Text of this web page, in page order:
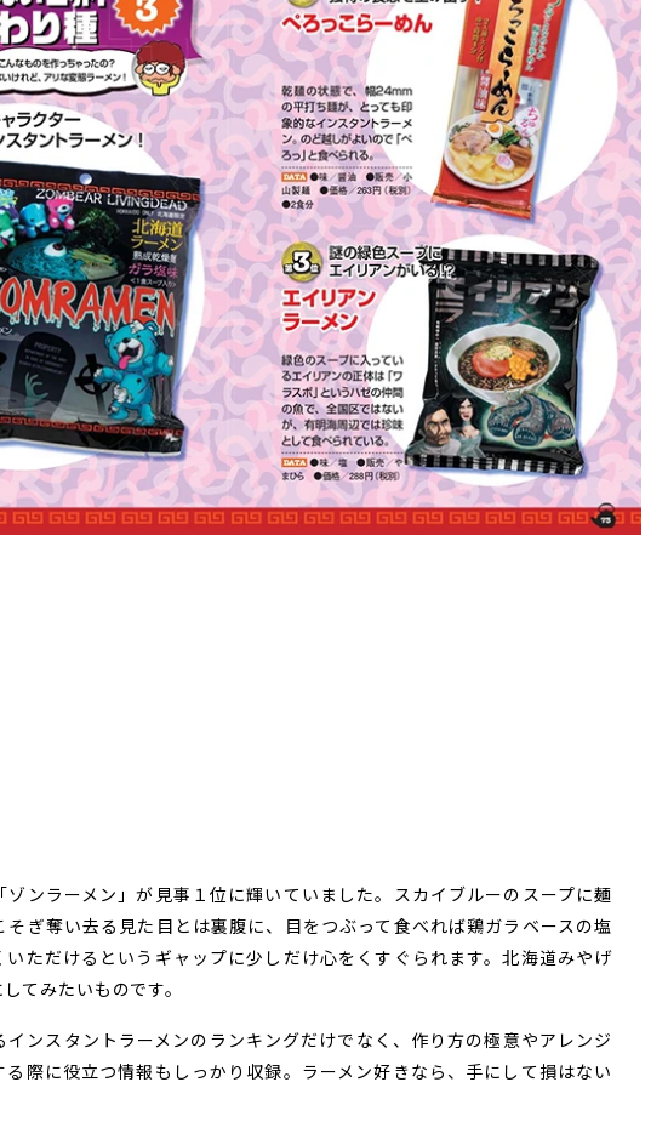
ンラーメン」が見事１位に輝いていました。スカイブルーのスープに麺
そぎ奪い去る見た目とは裏腹に、目をつぶって食べれば鶏ガラベースの塩
いただけるというギャップに少しだけ心をくすぐられます。北海道みやげ
てみたいものです。
ンスタントラーメンのランキングだけでなく、作り方の極意やアレンジ
る際に役立つ情報もしっかり収録。ラーメン好きなら、手にして損はない